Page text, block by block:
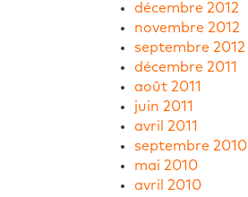
décembre 2012
novembre 2012
septembre 2012
décembre 2011
août 2011
juin 2011
avril 2011
septembre 2010
mai 2010
avril 2010